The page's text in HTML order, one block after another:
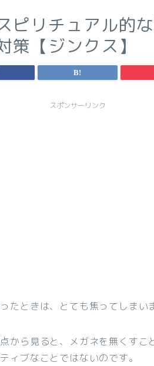
ピリチュアル的
策【ジンクス】
スポンサーリンク
たときは、とても焦ってしまい
から見ると、メガネを無くすこ
ィブなことではないのです。